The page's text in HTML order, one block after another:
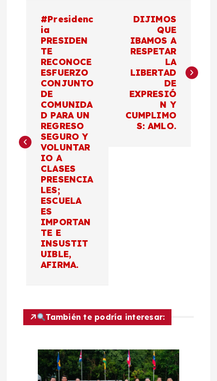
a
c
n
#Presidenc
ia
PRESIDEN
TE
RECONOCE
ESFUERZO
CONJUNTO
DE
COMUNIDA
D PARA UN
REGRESO
SEGURO Y
VOLUNTAR
IO A
CLASES
PRESENCIA
LES;
ESCUELA
ES
IMPORTAN
TE E
INSUSTIT
UIBLE,
AFIRMA.
DIJIMOS
QUE
IBAMOS A
RESPETAR
LA
LIBERTAD
DE
EXPRESIÓ
N Y
CUMPLIMO
S: AMLO.
También te podría interesar: